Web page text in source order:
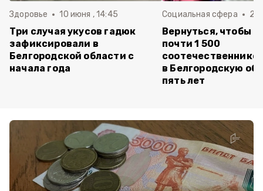
Здоровье 10 июня , 14:45
Три случая укусов гадюк
зафиксировали в
Белгородской области с
начала года
Социальная сфера 20
Вернуться, чтобы
почти 1 500
в Белгородскую
пять лет